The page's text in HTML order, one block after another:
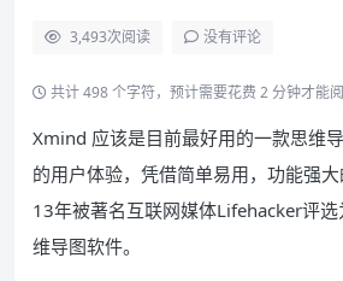
3,493次阅读 没有评论
共计 498 个字符，预计需要花费 2 分钟才能阅
Xmind 应该是目前最好用的一款思维
的用户体验，凭借简单易用，功能强
13年被著名互联网媒体Lifehacker评
维导图软件。